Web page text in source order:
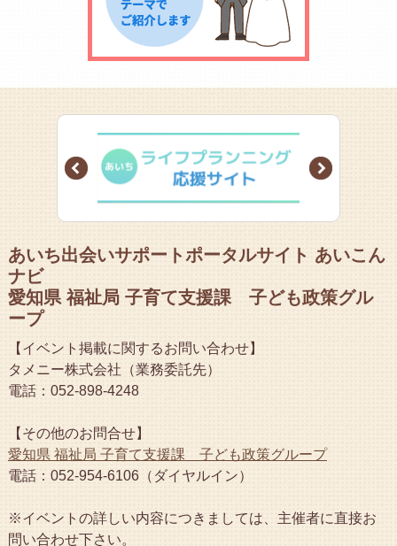
Prev Next
あいち出会いサポートポータルサイト あいこん
ナビ
愛知県 福祉局 子育て支援課 子ども政策グル
ープ
【イベント掲載に関するお問い合わせ】
タメニー株式会社（業務委託先）
電話：052-898-4248
【その他のお問合せ】
愛知県 福祉局 子育て支援課 子ども政策グループ
電話：052-954-6106（ダイヤルイン）
※イベントの詳しい内容につきましては、主催者に直接お
問い合わせ下さい。